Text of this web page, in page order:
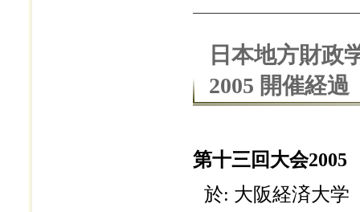
日本地方財政
2005 開催経過
第十三回大会2005
於: 大阪経済大